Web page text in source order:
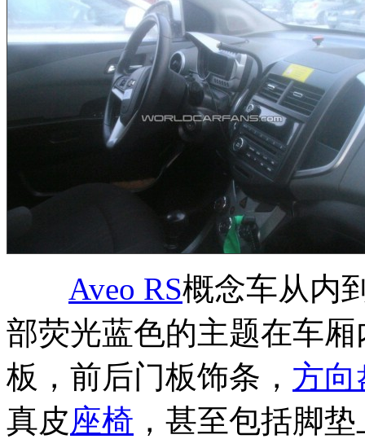
Aveo RS概念车从内
部荧光蓝色的主题在车
板，前后门板饰条， 方向
真皮座椅 ，甚至包括脚